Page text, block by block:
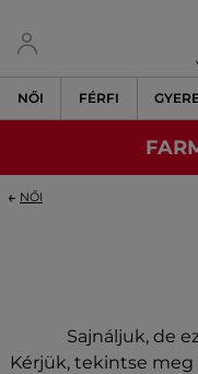
NŐI FÉRFI
NŐI
Sajnáljuk, de
Kérjük, tekintse